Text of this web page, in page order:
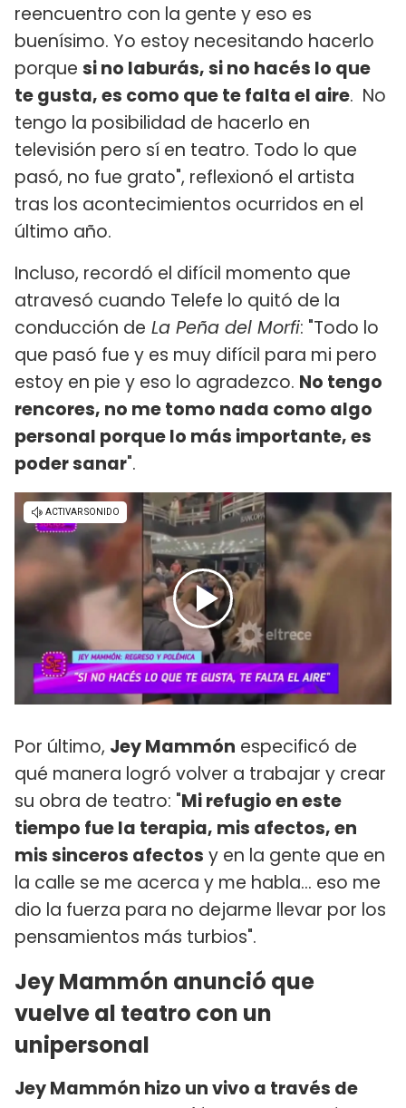
reencuentro con la gente y eso es
buenísimo. Yo estoy necesitando hacerlo
porque si no laburás, si no hacés lo que
te gusta, es como que te falta el aire. No
tengo la posibilidad de hacerlo en
televisión pero sí en teatro. Todo lo que
pasó, no fue grato", reflexionó el artista
tras los acontecimientos ocurridos en el
último año.
Incluso, recordó el difícil momento que
atravesó cuando Telefe lo quitó de la
conducción de La Peña del Morfi: "Todo lo
que pasó fue y es muy difícil para mi pero
estoy en pie y eso lo agradezco. No tengo
rencores, no me tomo nada como algo
personal porque lo más importante, es
poder sanar".
Por último, Jey Mammón especificó de
qué manera logró volver a trabajar y crear
su obra de teatro: "Mi refugio en este
tiempo fue la terapia, mis afectos, en
mis sinceros afectos y en la gente que en
la calle se me acerca y me habla... eso me
dio la fuerza para no dejarme llevar por los
pensamientos más turbios".
Jey Mammón anunció que
vuelve al teatro con un
unipersonal
Jey Mammón hizo un vivo a través de